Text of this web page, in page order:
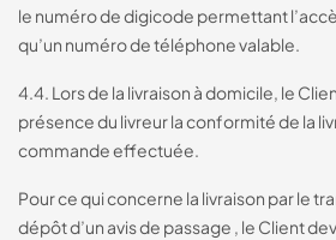
le numéro de digicode permettant
qu’un numéro de téléphone valable.
4.4. Lors de la livraison à domicile, le
présence du livreur la conformité de la
commande effectuée.
Pour ce qui concerne la livraison par le
dépôt d’un avis de passage , le Client